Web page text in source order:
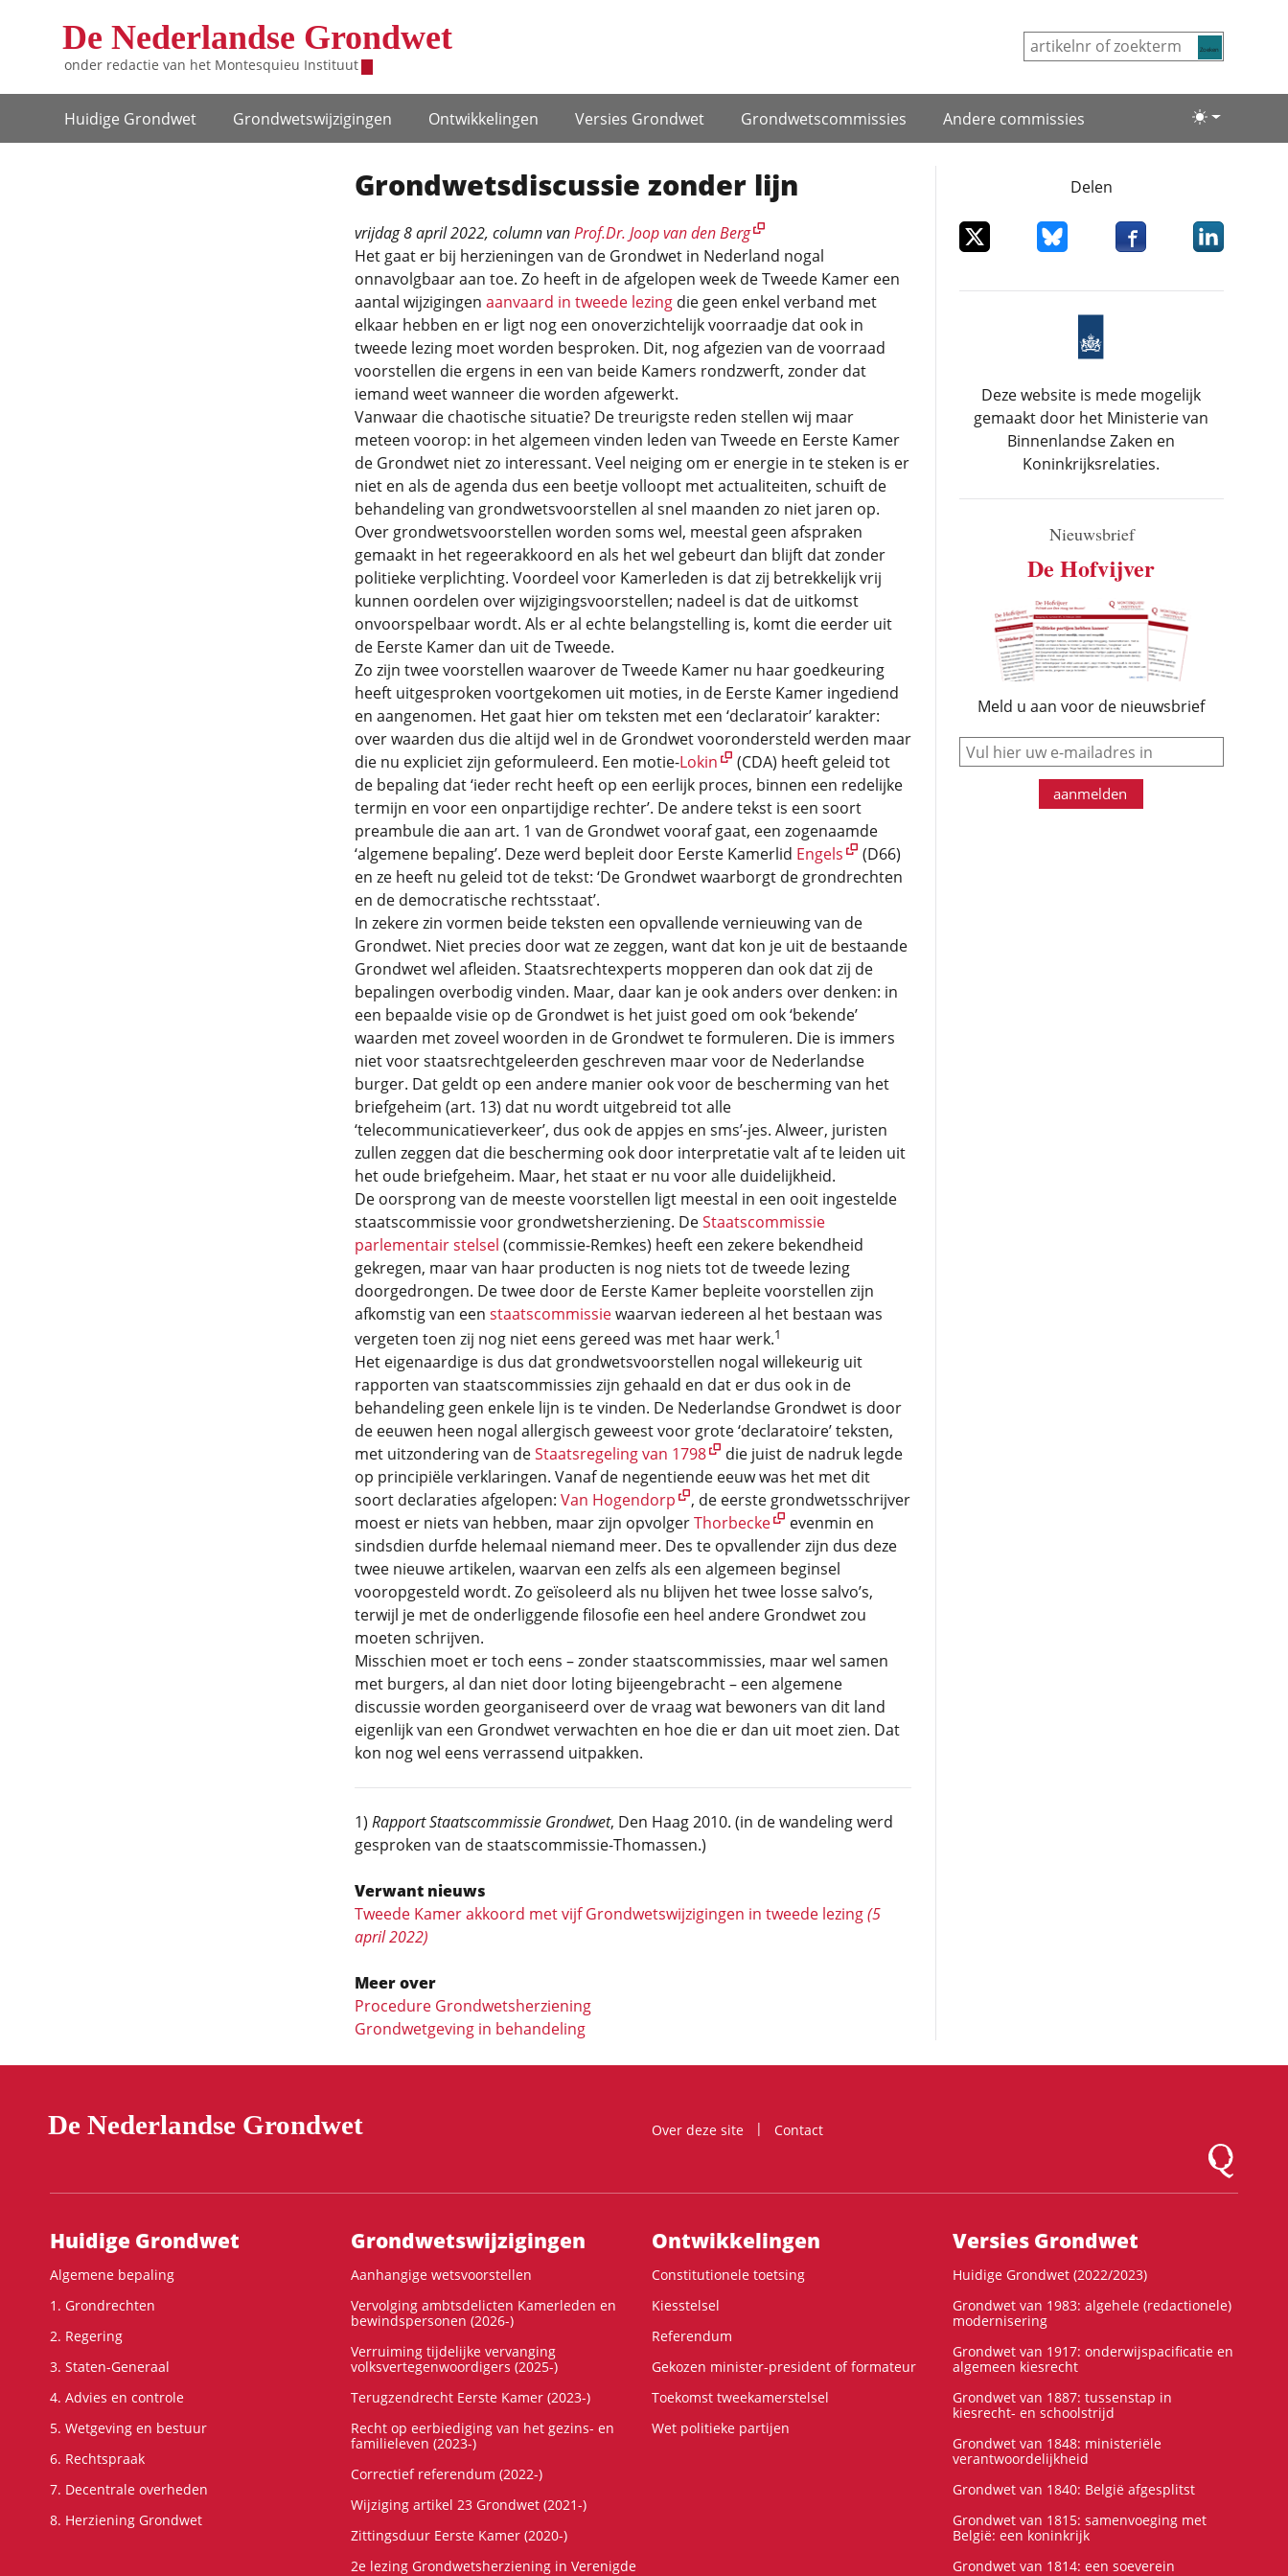
De Nederlandse Grondwet
onder redactie van het Montesquieu Instituut
Lichte/
Hoofdnavigatie
Huidige Grondwet Grondwets­wijzigingen Ontwikke­lingen Versies Grondwet Grondwets­commissies Andere commissies
Grondwets­discussie zonder lijn
vrijdag 8 april 2022, column vanProf.Dr. Joop van den Berg
Het gaat er bij herzieningen van de Grondwet in Nederland nogal
onnavolgbaar aan toe. Zo heeft in de afgelopen week de Tweede Kamer een
aantal wijzigingen aanvaard in tweede lezingdie geen enkel verband met
elkaar hebben en er ligt nog een onoverzichtelijk voorraadje dat ook in
tweede lezing moet worden besproken. Dit, nog afgezien van de voorraad
voorstellen die ergens in een van beide Kamers rondzwerft, zonder dat
iemand weet wanneer die worden afgewerkt.
Vanwaar die chaotische situatie? De treurigste reden stellen wij maar
meteen voorop: in het algemeen vinden leden van Tweede en Eerste Kamer
de Grondwet niet zo interessant. Veel neiging om er energie in te steken is er
niet en als de agenda dus een beetje volloopt met actualiteiten, schuift de
behandeling van grondwetsvoorstellen al snel maanden zo niet jaren op.
Over grondwetsvoorstellen worden soms wel, meestal geen afspraken
gemaakt in het regeerakkoord en als het wel gebeurt dan blijft dat zonder
politieke verplichting. Voordeel voor Kamerleden is dat zij betrekkelijk vrij
kunnen oordelen over wijzigingsvoorstellen; nadeel is dat de uitkomst
onvoorspelbaar wordt. Als er al echte belangstelling is, komt die eerder uit
de Eerste Kamer dan uit de Tweede.
Zo zijn twee voorstellen waarover de Tweede Kamer nu haar goedkeuring
heeft uitgesproken voortgekomen uit moties, in de Eerste Kamer ingediend
en aangenomen. Het gaat hier om teksten met een ‘declaratoir’ karakter:
over waarden dus die altijd wel in de Grondwet voorondersteld werden maar
die nu expliciet zijn geformuleerd. Een motie-Lokin
(CDA) heeft geleid tot
de bepaling dat ‘ieder recht heeft op een eerlijk proces, binnen een redelijke
termijn en voor een onpartijdige rechter’. De andere tekst is een soort
preambule die aan art. 1 van de Grondwet vooraf gaat, een zogenaamde
‘algemene bepaling’. Deze werd bepleit door Eerste Kamerlid Engels
(D66)
en ze heeft nu geleid tot de tekst: ‘De Grondwet waarborgt de grondrechten
en de democratische rechtsstaat’.
In zekere zin vormen beide teksten een opvallende vernieuwing van de
Grondwet. Niet precies door wat ze zeggen, want dat kon je uit de bestaande
Grondwet wel afleiden. Staatsrechtexperts mopperen dan ook dat zij de
bepalingen overbodig vinden. Maar, daar kan je ook anders over denken: in
een bepaalde visie op de Grondwet is het juist goed om ook ‘bekende’
waarden met zoveel woorden in de Grondwet te formuleren. Die is immers
niet voor staatsrechtgeleerden geschreven maar voor de Nederlandse
burger. Dat geldt op een andere manier ook voor de bescherming van het
briefgeheim (art. 13) dat nu wordt uitgebreid tot alle
‘telecommunicatieverkeer’, dus ook de appjes en sms’-jes. Alweer, juristen
zullen zeggen dat die bescherming ook door interpretatie valt af te leiden uit
het oude briefgeheim. Maar, het staat er nu voor alle duidelijkheid.
De oorsprong van de meeste voorstellen ligt meestal in een ooit ingestelde
staatscommissie voor grondwetsherziening. DeStaatscommissie
parlementair stelsel (commissie-Remkes) heeft een zekere bekendheid
gekregen, maar van haar producten is nog niets tot de tweede lezing
doorgedrongen. De twee door de Eerste Kamer bepleite voorstellen zijn
afkomstig van een staatscommissiewaarvan iedereen al het bestaan was
vergeten toen zij nog niet eens gereed was met haar werk.1
Het eigenaardige is dus dat grondwetsvoorstellen nogal willekeurig uit
rapporten van staatscommissies zijn gehaald en dat er dus ook in de
behandeling geen enkele lijn is te vinden. De Nederlandse Grondwet is door
de eeuwen heen nogal allergisch geweest voor grote ‘declaratoire’ teksten,
met uitzondering van deStaatsregeling van 1798
die juist de nadruk legde
op principiële verklaringen. Vanaf de negentiende eeuw was het met dit
soort declaraties afgelopen: Van Hogendorp
, de eerste grondwetsschrijver
moest er niets van hebben, maar zijn opvolgerThorbecke
evenmin en
sindsdien durfde helemaal niemand meer. Des te opvallender zijn dus deze
twee nieuwe artikelen, waarvan een zelfs als een algemeen beginsel
vooropgesteld wordt. Zo geïsoleerd als nu blijven het twee losse salvo’s,
terwijl je met de onderliggende filosofie een heel andere Grondwet zou
moeten schrijven.
Misschien moet er toch eens – zonder staatscommissies, maar wel samen
met burgers, al dan niet door loting bijeengebracht – een algemene
discussie worden georganiseerd over de vraag wat bewoners van dit land
eigenlijk van een Grondwet verwachten en hoe die er dan uit moet zien. Dat
kon nog wel eens verrassend uitpakken.
1) Rapport Staatscommissie Grondwet, Den Haag 2010. (in de wandeling werd
gesproken van de staatscommissie-Thomassen.)
Verwant nieuws
Tweede Kamer akkoord met vijf Grondwetswijzigingen in tweede lezing(5
april 2022)
Meer over
Procedure Grondwetsherziening
Grondwetgeving in behandeling
Delen
Deel dit item op XDeel dit item op Bluesky
Deel dit item op
Deel dit
Deze website is mede mogelijk
gemaakt door het Ministerie van
Binnenlandse Zaken en
Koninkrijksrelaties.
Nieuwsbrief
De Hofvijver
Meld u aan voor de nieuwsbrief
e-mail
aanmelden
De Nederlandse Grondwet Over deze site
Contact
Logo
Hoofdnavigatie
Huidige Grondwet
Algemene bepaling
1. Grondrechten
2. Regering
3. Staten-Generaal
4. Advies en controle
5. Wetgeving en bestuur
6. Rechtspraak
7. Decentrale overheden
8. Herziening Grondwet
Grondwets­wijzigingen
Aanhangige wetsvoorstellen
Vervolging ambtsdelicten Kamerleden en
bewindspersonen (2026-)
Verruiming tijdelijke vervanging
volksvertegenwoordigers (2025-)
Terugzendrecht Eerste Kamer (2023-)
Recht op eerbiediging van het gezins- en
familieleven (2023-)
Correctief referendum (2022-)
Wijziging artikel 23 Grondwet (2021-)
Zittingsduur Eerste Kamer (2020-)
2e lezing Grondwetsherziening in Verenigde
Ontwikke­lingen
Constitutionele toetsing
Kiesstelsel
Referendum
Gekozen minister-president of formateur
Toekomst tweekamerstelsel
Wet politieke partijen
Versies Grondwet
Huidige Grondwet (2022/2023)
Grondwet van 1983: algehele (redactionele)
modernisering
Grondwet van 1917: onderwijspacificatie en
algemeen kiesrecht
Grondwet van 1887: tussenstap in
kiesrecht- en schoolstrijd
Grondwet van 1848: ministeriële
verantwoordelijkheid
Grondwet van 1840: België afgesplitst
Grondwet van 1815: samenvoeging met
België: een koninkrijk
Grondwet van 1814: een soeverein